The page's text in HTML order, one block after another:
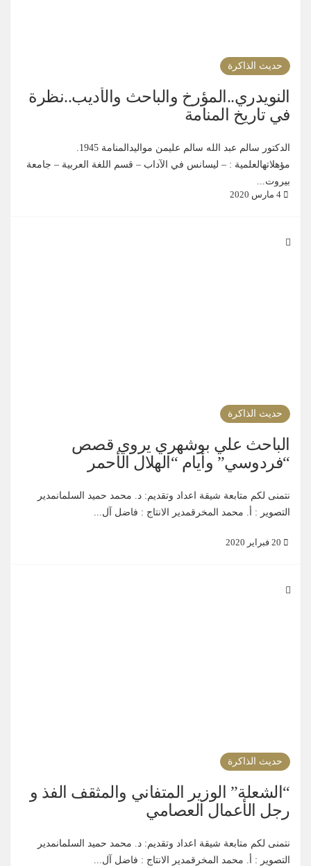
حديث الذاكرة
النويدري..المؤرخ والباحث والأديب..نظرة
في تاريخ المنامة
مؤهلاتهالعلمية : – ليسانس في الآداب – قسم اللغة العربية – جامعة
بيروت...
حديث الذاكرة
الباحث علي بوشهري يروي قصص
“فردوسي” وأيام “الهلال الأحمر
نتمنى لكم متابعة شيقة اعداد وتقديم: د. محمد حميد السلمانمدير
التصوير : أ. محمد المخرقمدير الانتاج : فاضل آل...
حديث الذاكرة
“الشعلة” الوزير المتفاني والمثقف الفذ و
رجل الأعمال العصامي
نتمنى لكم متابعة شيقة اعداد وتقديم: د. محمد حميد السلمانمدير
التصوير : أ. محمد المخرقمدير الانتاج : فاضل آل...